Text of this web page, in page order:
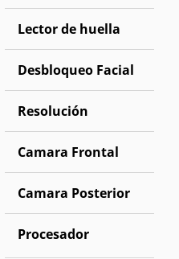
Lector de huella
Desbloqueo Facial
Resolución
Camara Frontal
Camara Posterior
Procesador